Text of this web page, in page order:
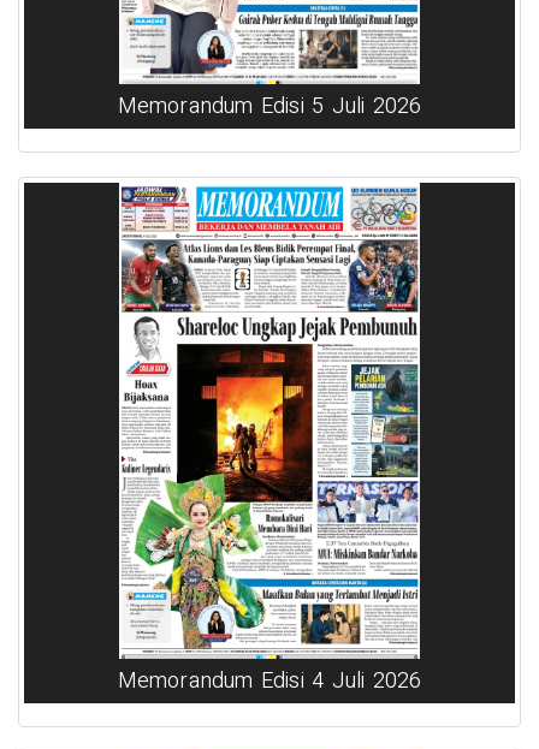
Memorandum Edisi 5 Juli 2026
Memorandum Edisi 4 Juli 2026